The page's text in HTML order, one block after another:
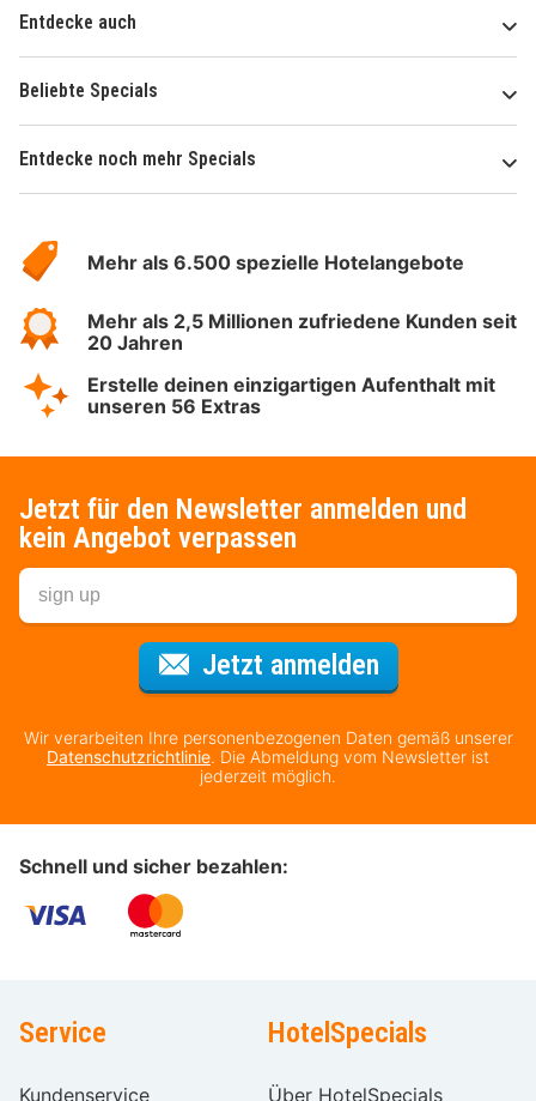
Entdecke auch
Beliebte Specials
Entdecke noch mehr Specials
Hotelspecials
Mehr als 6.500 spezielle Hotelangebote
Mehr als 2,5 Millionen zufriedene Kunden seit
20 Jahren
Erstelle deinen einzigartigen Aufenthalt mit
unseren 56 Extras
Jetzt für den Newsletter anmelden und
kein Angebot verpassen
Jetzt anmeldenFür den
Wir verarbeiten Ihre personenbezogenen Daten gemäß unserer
Datenschutzrichtlinie. Die Abmeldung vom Newsletter ist
jederzeit möglich.
Schnell und sicher bezahlen:
Service
Kundenservice
HotelSpecials
Über HotelSpecials